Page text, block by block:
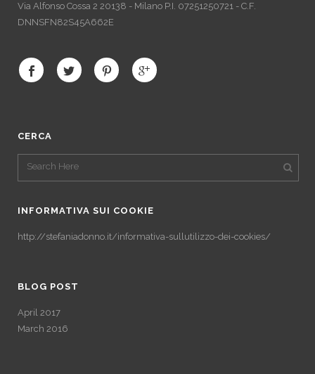
Via Alfonso Cossa 2 20138 - Milano P.I. 07251250721 - C.F.
DNNSFN82S45A662E
CERCA
INFORMATIVA SUI COOKIE
http://stefaniadonno.it/informativa-sullutilizzo-dei-cookies/
BLOG POST
April 2017
March 2016